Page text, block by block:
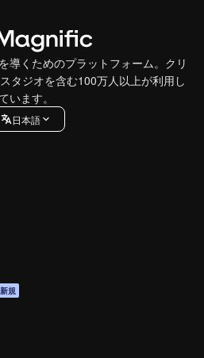
導くためのプラットフォーム。クリ
タジオを含む100万人以上が利用し
ています。
日本語
新規